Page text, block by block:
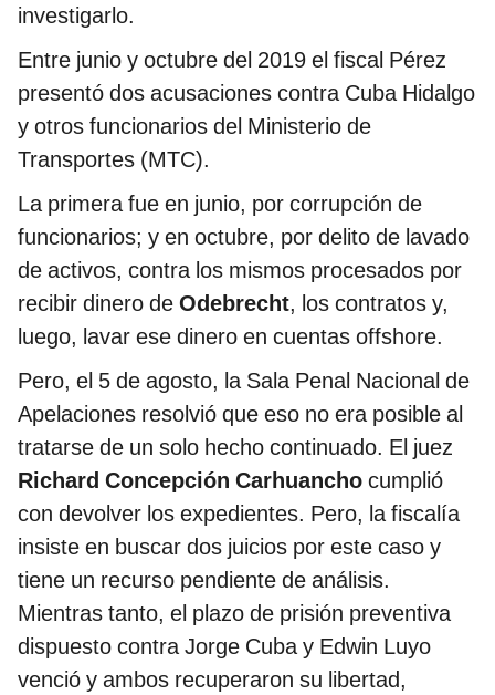
investigarlo.
Entre junio y octubre del 2019 el fiscal Pérez
presentó dos acusaciones contra Cuba Hidalgo
y otros funcionarios del Ministerio de
Transportes (MTC).
La primera fue en junio, por corrupción de
funcionarios; y en octubre, por delito de lavado
de activos, contra los mismos procesados por
recibir dinero de Odebrecht, los contratos y,
luego, lavar ese dinero en cuentas offshore.
Pero, el 5 de agosto, la Sala Penal Nacional de
Apelaciones resolvió que eso no era posible al
tratarse de un solo hecho continuado. El juez
Richard Concepción Carhuancho cumplió
con devolver los expedientes. Pero, la fiscalía
insiste en buscar dos juicios por este caso y
tiene un recurso pendiente de análisis.
Mientras tanto, el plazo de prisión preventiva
dispuesto contra Jorge Cuba y Edwin Luyo
venció y ambos recuperaron su libertad,